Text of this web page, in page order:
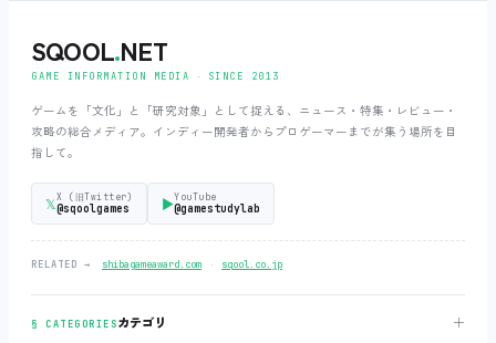
SQOOL.NET
GAME INFORMATION MEDIA ‧ SINCE 2013
ゲームを「文化」と「研究対象」として捉える、ニュース・特集・レビュー・
攻略の総合メディア。インディー開発者からプロゲーマーまでが集う場所を目
指して。
𝕏X (旧Twitter)
@sqoolgames ▶YouTube
@gamestudylab
RELATED → shibagameaward.com ‧ sqool.co.jp
§ CATEGORIESカテゴリ ＋